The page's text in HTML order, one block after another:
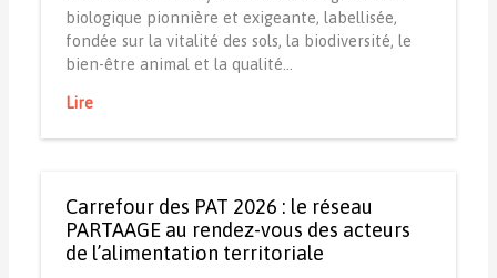
biologique pionnière et exigeante, labellisée,
fondée sur la vitalité des sols, la biodiversité, le
bien-être animal et la qualité…
Lire
Carrefour des PAT 2026 : le réseau
PARTAAGE au rendez-vous des acteurs
de l’alimentation territoriale